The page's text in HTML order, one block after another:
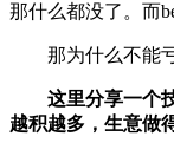
那什么都没了。而
那为什么不能亏
这里分享一个
越积越多，生意做